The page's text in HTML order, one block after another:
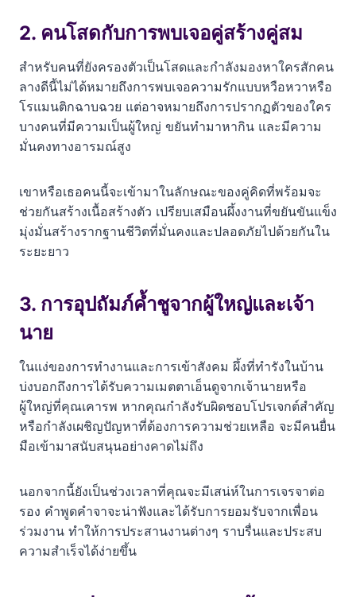
2. คนโสดกับการพบเจอคู่สร้างคู่สม
สำหรับคนที่ยังครองตัวเป็นโสดและกำลังมองหาใครสักคน
ลางดีนี้ไม่ได้หมายถึงการพบเจอความรักแบบหวือหวาหรือ
โรแมนติกฉาบฉวย แต่อาจหมายถึงการปรากฏตัวของใคร
บางคนที่มีความเป็นผู้ใหญ่ ขยันทำมาหากิน และมีความ
มั่นคงทางอารมณ์สูง
เขาหรือเธอคนนี้จะเข้ามาในลักษณะของคู่คิดที่พร้อมจะ
ช่วยกันสร้างเนื้อสร้างตัว เปรียบเสมือนผึ้งงานที่ขยันขันแข็ง
มุ่งมั่นสร้างรากฐานชีวิตที่มั่นคงและปลอดภัยไปด้วยกันใน
ระยะยาว
3. การอุปถัมภ์ค้ำชูจากผู้ใหญ่และเจ้า
นาย
ในแง่ของการทำงานและการเข้าสังคม ผึ้งที่ทำรังในบ้าน
บ่งบอกถึงการได้รับความเมตตาเอ็นดูจากเจ้านายหรือ
ผู้ใหญ่ที่คุณเคารพ หากคุณกำลังรับผิดชอบโปรเจกต์สำคัญ
หรือกำลังเผชิญปัญหาที่ต้องการความช่วยเหลือ จะมีคนยื่น
มือเข้ามาสนับสนุนอย่างคาดไม่ถึง
นอกจากนี้ยังเป็นช่วงเวลาที่คุณจะมีเสน่ห์ในการเจรจาต่อ
รอง คำพูดคำจาจะน่าฟังและได้รับการยอมรับจากเพื่อน
ร่วมงาน ทำให้การประสานงานต่างๆ ราบรื่นและประสบ
ความสำเร็จได้ง่ายขึ้น